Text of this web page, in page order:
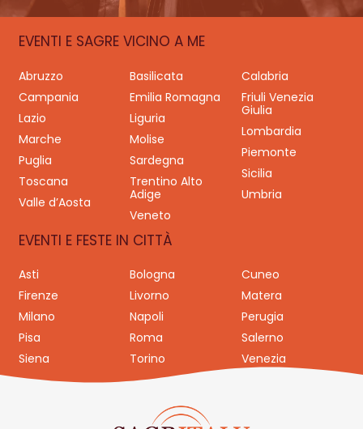
EVENTI E SAGRE VICINO A ME
Abruzzo Basilicata
Calabria
Campania
Emilia Romagna
Friuli Venezia
Giulia
Lazio
Liguria
Lombardia
Marche
Molise
Piemonte
Puglia
Sardegna
Sicilia
Toscana
Trentino Alto
Adige
Umbria
Valle d’Aosta
Veneto
EVENTI E FESTE IN CITTÀ
Asti Bologna
Cuneo
Firenze
Livorno
Matera
Milano
Napoli
Perugia
Pisa
Roma
Salerno
Siena
Torino Venezia